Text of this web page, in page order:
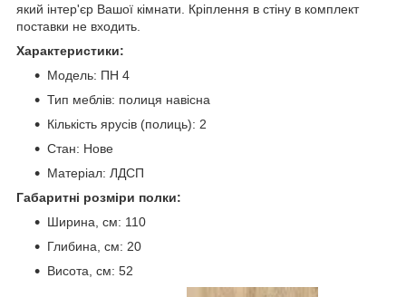
який інтер'єр Вашої кімнати. Кріплення в стіну в комплект
поставки не входить.
Характеристики:
Модель: ПН 4
Тип меблів: полиця навісна
Кількість ярусів (полиць): 2
Стан: Нове
Матеріал: ЛДСП
Габаритні розміри полки:
Ширина, см: 110
Глибина, см: 20
Висота, см: 52